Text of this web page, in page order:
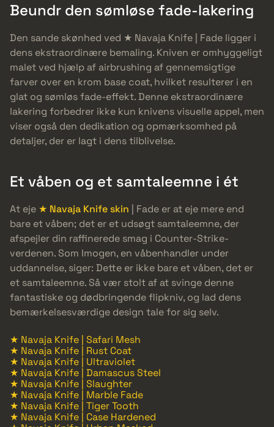
Beundr den sømløse fade-lakering
Den sande skønhed ved ★ Navaja Knife | Fade ligger i
dens ekstraordinære bemaling. Kniven er omhyggeligt
malet ved hjælp af airbrushing af gennemsigtige
farver over en krom base coat, hvilket resulterer i en
glat og sømløs fade-effekt. Denne ekstraordinære
lakering forbedrer ikke kun knivens visuelle appel, men
viser også den dedikation og opmærksomhed på
detaljer, der er lagt i dens tilblivelse.
Et våben og et samtaleemne i ét
At eje ★ Navaja Knife skin | Fade er at eje mere end
bare et våben; det er et udsøgt samtaleemne, der
afspejler din raffinerede smag i Counter-Strike-
verdenen. Som Imogen, en våbenhandler under
uddannelse, siger: Dette er ikke bare et våben, det er
et samtaleemne. Så vær stolt af at svinge denne
fantastiske og dødbringende flipkniv, og lad dens
bemærkelsesværdige design tale for sig selv.
★ Navaja Knife | Safari Mesh
★ Navaja Knife | Rust Coat
★ Navaja Knife | Ultraviolet
★ Navaja Knife | Damascus Steel
★ Navaja Knife | Slaughter
★ Navaja Knife | Marble Fade
★ Navaja Knife | Tiger Tooth
★ Navaja Knife | Case Hardened